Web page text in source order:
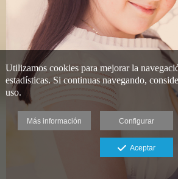
Utilizamos cookies para mejorar la
estadísticas. Si continuas navegando,
uso.
Más información Configurar
Aceptar